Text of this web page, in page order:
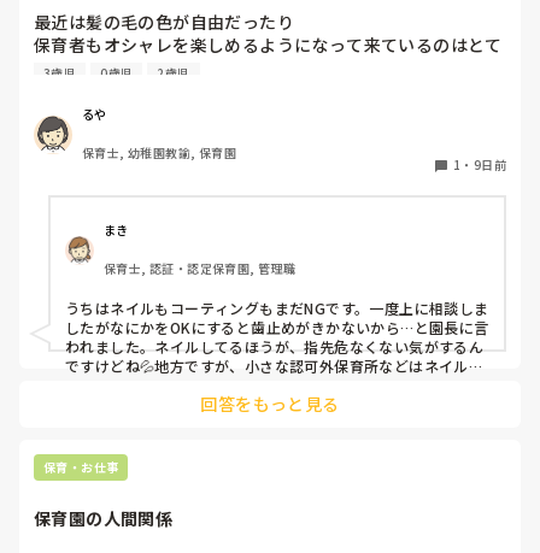
も大事かと。
憶測で考えて妄想を広げないことです。
デマがいつのまにか事実のようになってしまうのは、人間の思
最近は髪の毛の色が自由だったり
保育者もオシャレを楽しめるようになって来ているのはとて
も良いことだと思っているのですが、
今の園では一応まだNGにはなっているのですが、
爪が弱いからコーティングしていないと割れちゃう、とか
色々理由がありつつ地味目のネイルを暗黙の了解でしている
最近はプールがあったりと素足になることが多いのですが、
足は煌びやかなネイルになっています。笑
そもそもどうしてネイルがNGだったんだっけ？とだんだん
わからなくなって来ました笑
他の園ではどのような感じなのか教えていただけたら嬉しい
です。
3歳児 0歳児 2歳児
るや
保育士, 幼稚園教諭, 保育園
1 ・ 9日前
まき
保育士, 認証・認定保育園, 管理職
うちはネイルもコーティングもまだNGです。一度上に相談しま
したがなにかをOKにすると歯止めがきかないから…と園長に言
われました。ネイルしてるほうが、指先危なくない気がするん
ですけどね💦地方ですが、小さな認可外保育所などはネイル
回答をもっと見る
保育・お仕事
保育園の人間関係